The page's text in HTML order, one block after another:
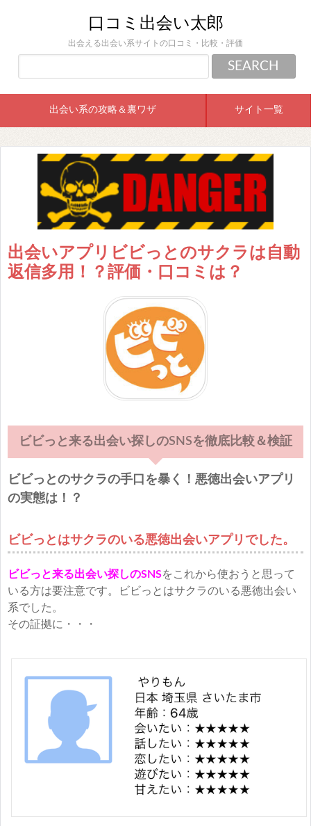
口コミ出会い太郎
出会える出会い系サイトの口コミ・比較・評価
出会い系の攻略＆裏ワザ サイト一覧
出会いアプリビビっとのサクラは自動
返信多用！？評価・口コミは？
ビビっと来る出会い探しのSNSを徹底比較＆検証
ビビっとのサクラの手口を暴く！悪徳出会いアプリ
の実態は！？
ビビっとはサクラのいる悪徳出会いアプリでした。
ビビっと来る出会い探しのSNSをこれから使おうと思って
いる方は要注意です。ビビっとはサクラのいる悪徳出会い
系でした。
その証拠に・・・